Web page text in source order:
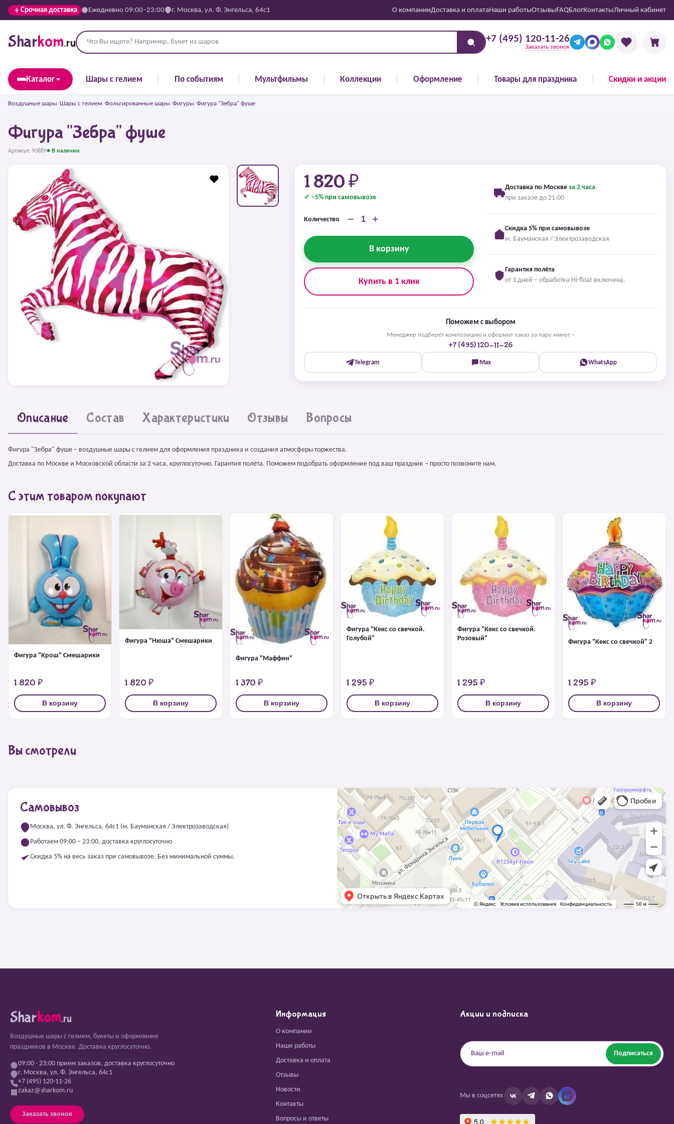
Срочная доставка Ежедневно 09:00–23:00 г. Москва, ул. Ф. Энгельса, 64с1 О компанииДоставка и оплатаНаши работыОтзывыFAQБлогКонтактыЛичный кабинет
Sharkom.ru +7 (495) 120-11-26
Заказать звонок
Каталог Шары с гелием По событиям Мультфильмы Коллекции Оформление Товары для праздника Скидки и акции
Воздушные шары/Шары с гелием/Фольгированные шары/Фигуры/Фигура "Зебра" фуше
Фигура "Зебра" фуше
Артикул: 90889● В наличии
1 820 ₽
✓ −5% при самовывозе
Количество − +
В корзину
Купить в 1 клик
Доставка по Москве за 2 часа
при заказе до 21:00
Скидка 5% при самовывозе
м. Бауманская / Электрозаводская
Гарантия полёта
от 3 дней – обработка Hi-float включена.
Поможем с выбором
Менеджер подберёт композицию и оформит заказ за пару минут –
+7 (495) 120-11-26
Telegram Max WhatsApp
Описание Состав Характеристики Отзывы Вопросы
Фигура "Зебра" фуше – воздушные шары с гелием для оформления праздника и создания атмосферы торжества.
Доставка по Москве и Московской области за 2 часа, круглосуточно. Гарантия полёта. Поможем подобрать оформление под ваш праздник – просто позвоните нам.
С этим товаром покупают
Фигура "Крош" Смешарики
1 820 ₽
В корзину
Фигура "Нюша" Смешарики
1 820 ₽
В корзину
Фигура "Маффин"
1 370 ₽
В корзину
Фигура "Кекс со свечкой.
Голубой"
1 295 ₽
В корзину
Фигура "Кекс со свечкой.
Розовый"
1 295 ₽
В корзину
Фигура "Кекс со свечкой" 2
1 295 ₽
В корзину
Вы смотрели
Самовывоз
Москва, ул. Ф. Энгельса, 64с1 (м. Бауманская / Электрозаводская)
Работаем 09:00 – 23:00, доставка круглосуточно
Скидка 5% на весь заказ при самовывозе. Без минимальной суммы.
Sharkom.ru
Воздушные шары с гелием, букеты и оформление
праздников в Москве. Доставка круглосуточно.
09:00 - 23:00 прием заказов, доставка круглосуточно
г. Москва, ул. Ф. Энгельса, 64с1
+7 (495) 120-11-26
zakaz@sharkom.ru
Заказать звонок
Информация
О компании
Наши работы
Доставка и оплата
Отзывы
Новости
Контакты
Вопросы и ответы
Акции и подписка
Подписаться
Мы в соцсетях